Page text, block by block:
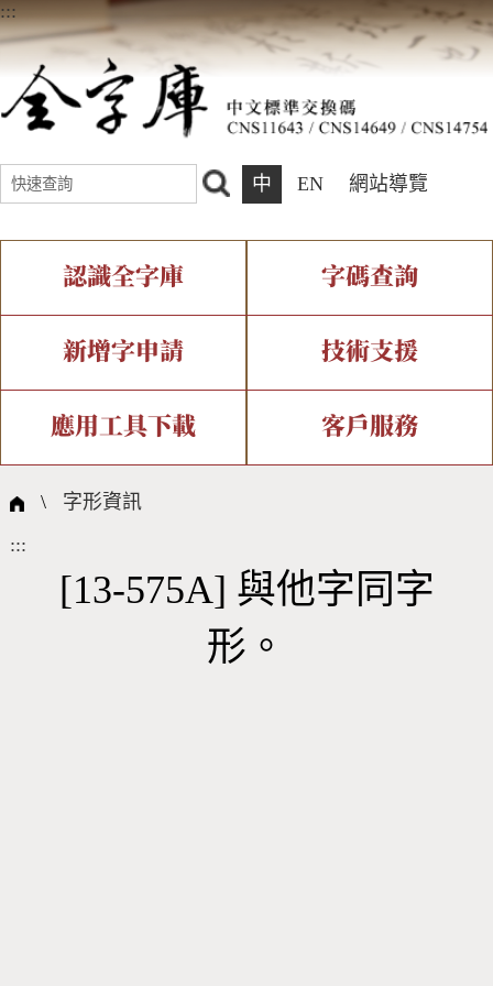
:::
中 EN 網站導覽
認識全字庫
全字庫介紹 全字庫現況
中文碼介紹 專有名詞介紹
國際字碼相關組織
字碼查詢
IDS查詢 部件查詢
複合查詢 注音查詢
筆畫查詢
筆順序查詢 部首查詢
新增字申請
新字申請處理流程
技術支援
字形即時顯示 造字解決方案
全字庫授權
應用工具下載
個人電腦造字處理工具
字形下載
客戶服務
問題集
熱門查詢統計
\ 字形資訊
:::
[13-575A] 與他字同字
形。